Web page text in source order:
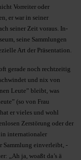
Vorreiter oder
er war in seiner
seiner Zeit voraus. In-
seine Sammlungen
Art der Präsentation.
gerade noch rechtzeitig
und nix von
Leute” bleibt, was
(so von Frau
er vieles und wohl
Zerstörung oder der
in internationaler
Sammlung einverleibt, -
„Ah ja, woaßt da’s ä